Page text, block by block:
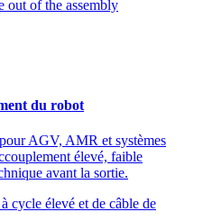
out of the assembly
du robot
AGV, AMR et systèmes
élevé, faible
avant la sortie.
cycle élevé et de câble de